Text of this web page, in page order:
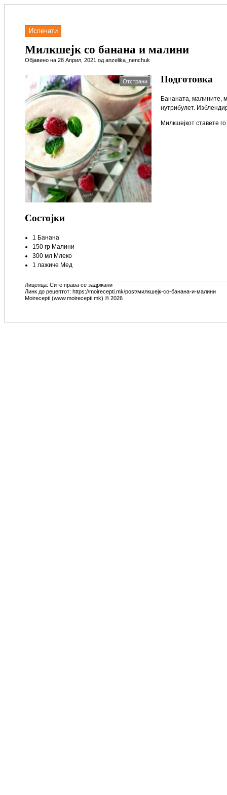
Испечати
Милкшејк со банана и малини
Објавено на 28 Април, 2021 од anzelika_nenchuk
Отстрани
Состојки
1 Банана
150 гр Малини
300 мл Млеко
1 лажиче Мед
Подготовка
Бананата, малините,
нутрибулет.
Милкшејкот ставете
Лиценца: Сите права се задржани
Линк до рецептот: https://moirecepti.mk/post/милкшејк-со-банана-и-малини
Moirecepti (www.moirecepti.mk) © 2026